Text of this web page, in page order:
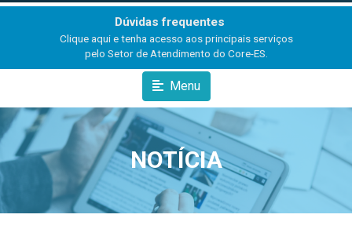
Dúvidas frequentes
Clique aqui e tenha acesso aos principais serviços
pelo Setor de Atendimento do Core-ES.
Menu
NOTÍCIA